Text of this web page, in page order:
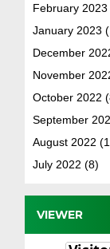
February 2023
January 2023
December
November
October 2022
September
August 2022
July 2022 (8)
VIEWER